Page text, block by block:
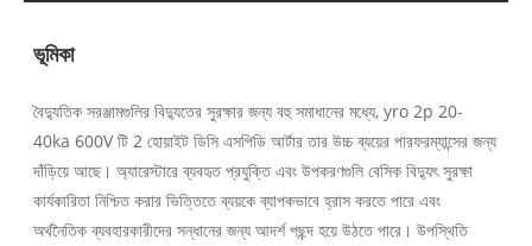
ভূমিকা
বৈদ্যুতিক সরঞ্জামগুলির বিদ্যুতের সুরক্ষার জন্য বহু সমাধানের মধ্যে, yro 2p 20-
40ka 600V টি 2 হোয়াইট ডিসি এসপিডি আর্টার তার উচ্চ ব্যয়ের পারফরম্যান্সের জন্য
দাঁড়িয়ে আছে। অ্যারেস্টারে ব্যবহৃত প্রযুক্তি এবং উপকরণগুলি বেসিক বিদ্যুৎ সুরক্ষা
কার্যকারিতা নিশ্চিত করার ভিত্তিতে ব্যয়কে ব্যাপকভাবে হ্রাস করতে পারে এবং
অর্থনৈতিক ব্যবহারকারীদের সন্ধানের জন্য আদর্শ পছন্দ হয়ে উঠতে পারে। উপস্থিতি